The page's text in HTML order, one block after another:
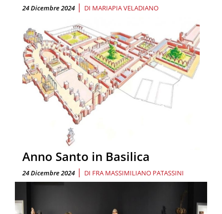
24 Dicembre 2024 | DI MARIAPIA VELADIANO
Anno Santo in Basilica
24 Dicembre 2024 | DI FRA MASSIMILIANO PATASSINI